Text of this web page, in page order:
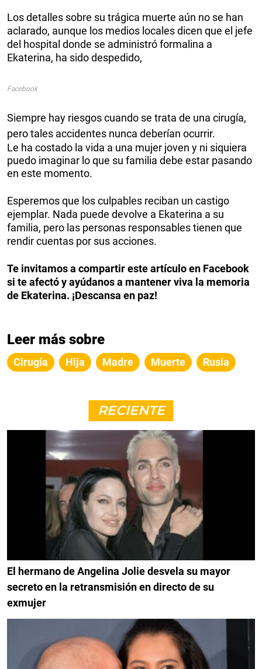
Los detalles sobre su trágica muerte aún no se han
aclarado, aunque los medios locales dicen que el jefe
del hospital donde se administró formalina a
Ekaterina, ha sido despedido,
Facebook
Siempre hay riesgos cuando se trata de una cirugía,
pero tales accidentes nunca deberían ocurrir.
Le ha costado la vida a una mujer joven y ni siquiera
puedo imaginar lo que su familia debe estar pasando
en este momento.
Esperemos que los culpables reciban un castigo
ejemplar. Nada puede devolve a Ekaterina a su
familia, pero las personas responsables tienen que
rendir cuentas por sus acciones.
Te invitamos a compartir este artículo en Facebook
si te afectó y ayúdanos a mantener viva la memoria
de Ekaterina. ¡Descansa en paz!
Leer más sobre
Cirugía Hija Madre Muerte Rusia
RECIENTE
El hermano de Angelina Jolie desvela su mayor
secreto en la retransmisión en directo de su
exmujer